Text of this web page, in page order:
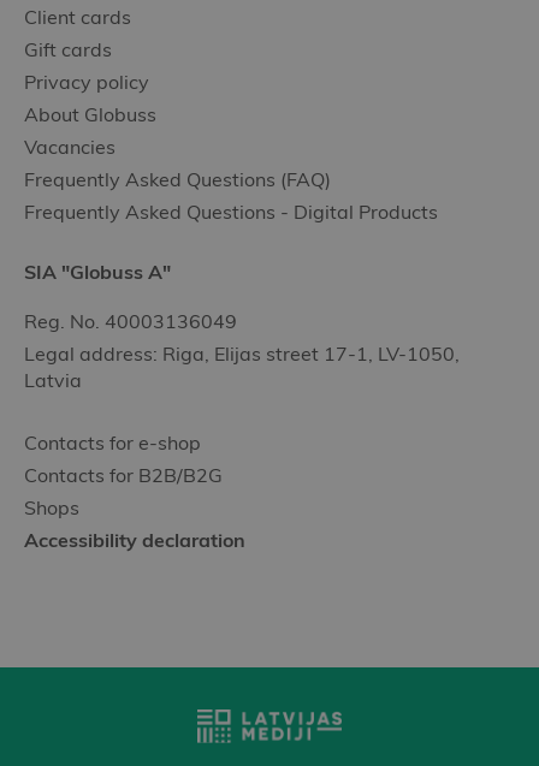
Client cards
Gift cards
Privacy policy
About Globuss
Vacancies
Frequently Asked Questions (FAQ)
Frequently Asked Questions - Digital Products
SIA "Globuss A"
Reg. No. 40003136049
Legal address: Riga, Elijas street 17-1, LV-1050,
Latvia
Contacts for e-shop
Contacts for B2B/B2G
Shops
Accessibility declaration